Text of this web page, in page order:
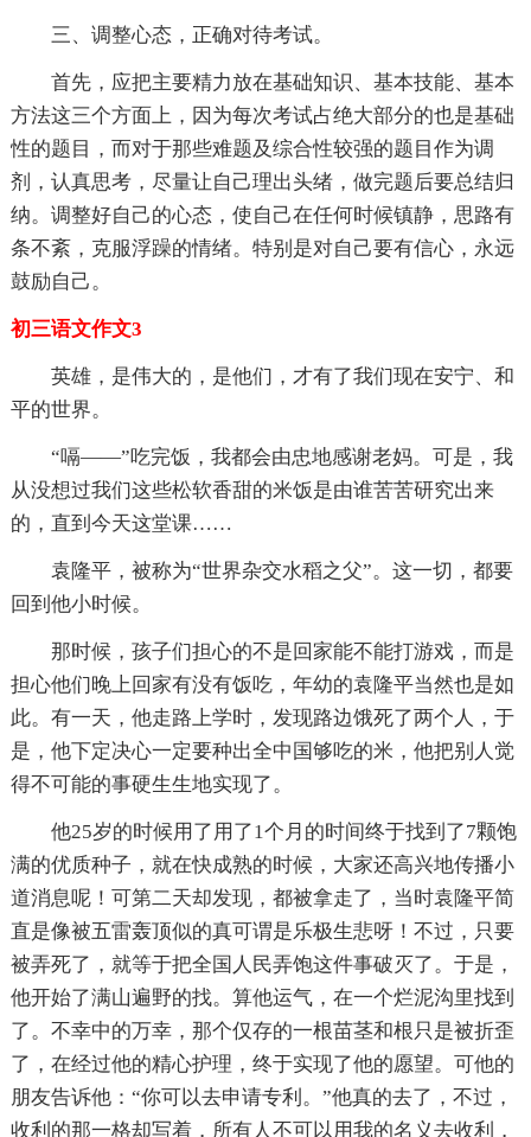
三、调整心态，正确对待考试。
首先，应把主要精力放在基础知识、基本技能、基本
方法这三个方面上，因为每次考试占绝大部分的也是基础
性的题目，而对于那些难题及综合性较强的题目作为调
剂，认真思考，尽量让自己理出头绪，做完题后要总结归
纳。调整好自己的心态，使自己在任何时候镇静，思路有
条不紊，克服浮躁的情绪。特别是对自己要有信心，永远
鼓励自己。
初三语文作文3
英雄，是伟大的，是他们，才有了我们现在安宁、和
平的世界。
“嗝——”吃完饭，我都会由忠地感谢老妈。可是，我
从没想过我们这些松软香甜的米饭是由谁苦苦研究出来
的，直到今天这堂课……
袁隆平，被称为“世界杂交水稻之父”。这一切，都要
回到他小时候。
那时候，孩子们担心的不是回家能不能打游戏，而是
担心他们晚上回家有没有饭吃，年幼的袁隆平当然也是如
此。有一天，他走路上学时，发现路边饿死了两个人，于
是，他下定决心一定要种出全中国够吃的米，他把别人觉
得不可能的事硬生生地实现了。
他25岁的时候用了用了1个月的时间终于找到了7颗饱
满的优质种子，就在快成熟的时候，大家还高兴地传播小
道消息呢！可第二天却发现，都被拿走了，当时袁隆平简
直是像被五雷轰顶似的真可谓是乐极生悲呀！不过，只要
被弄死了，就等于把全国人民弄饱这件事破灭了。于是，
他开始了满山遍野的找。算他运气，在一个烂泥沟里找到
了。不幸中的万幸，那个仅存的一根苗茎和根只是被折歪
了，在经过他的精心护理，终于实现了他的愿望。可他的
朋友告诉他：“你可以去申请专利。”他真的去了，不过，
收利的那一格却写着，所有人不可以用我的名义去收利，